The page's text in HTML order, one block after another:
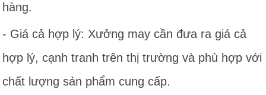
hàng.
- Giá cả hợp lý: Xưởng may cần đưa ra giá cả
hợp lý, cạnh tranh trên thị trường và phù hợp với
chất lượng sản phẩm cung cấp.